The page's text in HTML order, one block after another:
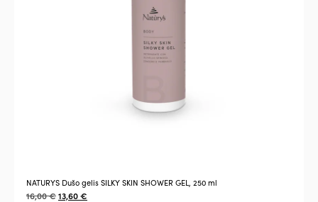
NATURYS Dušo gelis SILKY SKIN SHOWER GEL, 250 ml
16,00€13,60€